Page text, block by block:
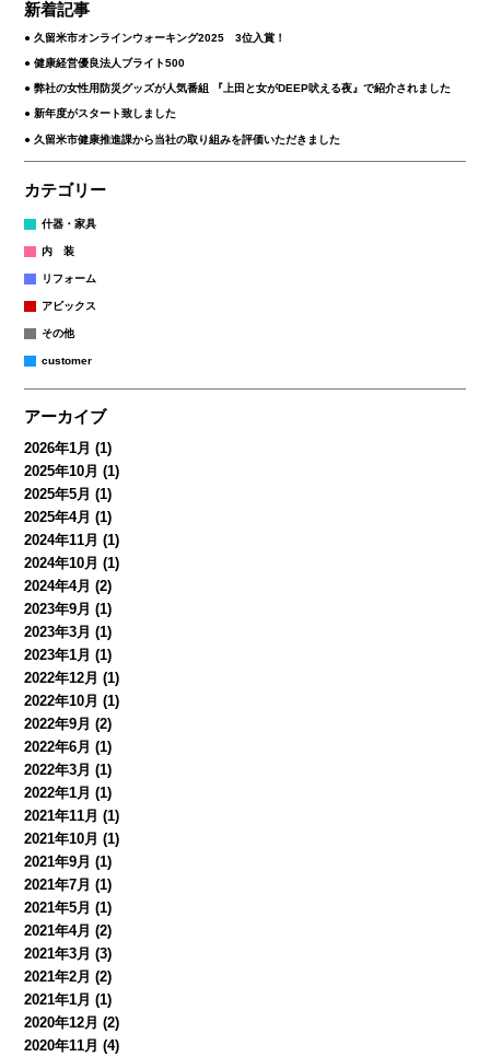
新着記事
久留米市オンラインウォーキング2025 3位入賞！
健康経営優良法人ブライト500
弊社の女性用防災グッズが人気番組 『上田と女がDEEP吠える夜』で紹介されました
新年度がスタート致しました
久留米市健康推進課から当社の取り組みを評価いただきました
カテゴリー
什器・家具
内 装
リフォーム
アビックス
その他
customer
アーカイブ
2026年1月 (1)
2025年10月 (1)
2025年5月 (1)
2025年4月 (1)
2024年11月 (1)
2024年10月 (1)
2024年4月 (2)
2023年9月 (1)
2023年3月 (1)
2023年1月 (1)
2022年12月 (1)
2022年10月 (1)
2022年9月 (2)
2022年6月 (1)
2022年3月 (1)
2022年1月 (1)
2021年11月 (1)
2021年10月 (1)
2021年9月 (1)
2021年7月 (1)
2021年5月 (1)
2021年4月 (2)
2021年3月 (3)
2021年2月 (2)
2021年1月 (1)
2020年12月 (2)
2020年11月 (4)